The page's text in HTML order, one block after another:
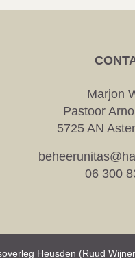
Marjon
Pastoor
5725 AN
06 300
Heusden (Ruud